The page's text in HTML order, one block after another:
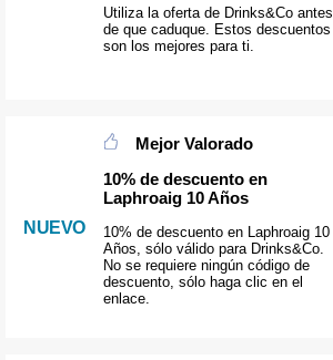
Utiliza la oferta de Drinks&Co antes
de que caduque. Estos descuentos
son los mejores para ti.
NUEVO
Mejor Valorado
10% de descuento en
Laphroaig 10 Años
10% de descuento en Laphroaig 10
Años, sólo válido para Drinks&Co.
No se requiere ningún código de
descuento, sólo haga clic en el
enlace.